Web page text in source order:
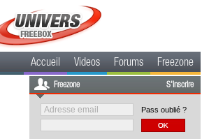
Accueil Videos Forums Freezone
Freezone S'inscrire
Pass oublié ?